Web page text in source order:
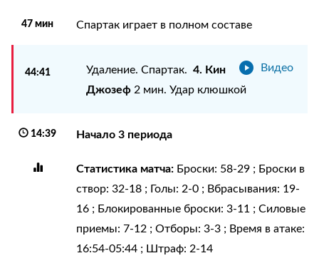
47 мин Спартак играет в полном составе
44:41 Видео
Удаление. Спартак. 4. Кин
Джозеф2 мин. Удар клюшкой
14:39 Начало 3 периода
Статистика матча: Броски: 58-29 ; Броски в
створ: 32-18 ; Голы: 2-0 ; Вбрасывания: 19-
16 ; Блокированные броски: 3-11 ; Силовые
приемы: 7-12 ; Отборы: 3-3 ; Время в атаке:
16:54-05:44 ; Штраф: 2-14